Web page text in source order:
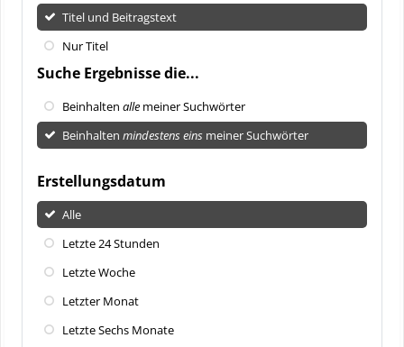
Titel und Beitragstext
Nur Titel
Suche Ergebnisse die...
Beinhalten alle meiner Suchwörter
Beinhalten mindestens eins meiner Suchwörter
Erstellungsdatum
Alle
Letzte 24 Stunden
Letzte Woche
Letzter Monat
Letzte Sechs Monate